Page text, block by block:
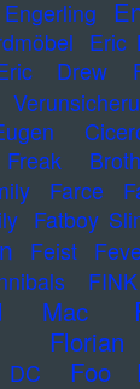
Engerling
Eric
Drew
Farce
Fatboy
Feist
FINK
Mac
Foo